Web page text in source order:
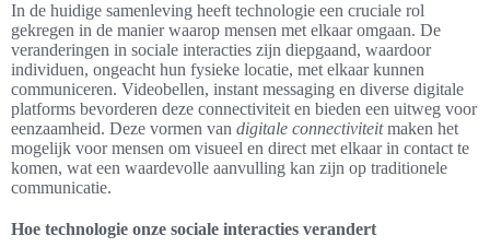
In de huidige samenleving heeft technologie een cruciale rol
gekregen in de manier waarop mensen met elkaar omgaan. De
veranderingen in sociale interacties zijn diepgaand, waardoor
individuen, ongeacht hun fysieke locatie, met elkaar kunnen
communiceren. Videobellen, instant messaging en diverse digitale
platforms bevorderen deze connectiviteit en bieden een uitweg voor
eenzaamheid. Deze vormen van digitale connectiviteitmaken het
mogelijk voor mensen om visueel en direct met elkaar in contact te
komen, wat een waardevolle aanvulling kan zijn op traditionele
communicatie.
Hoe technologie onze sociale interacties verandert